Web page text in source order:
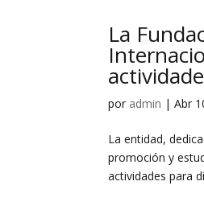
La
por admin |Abr
La entidad,
promoción y
actividades para